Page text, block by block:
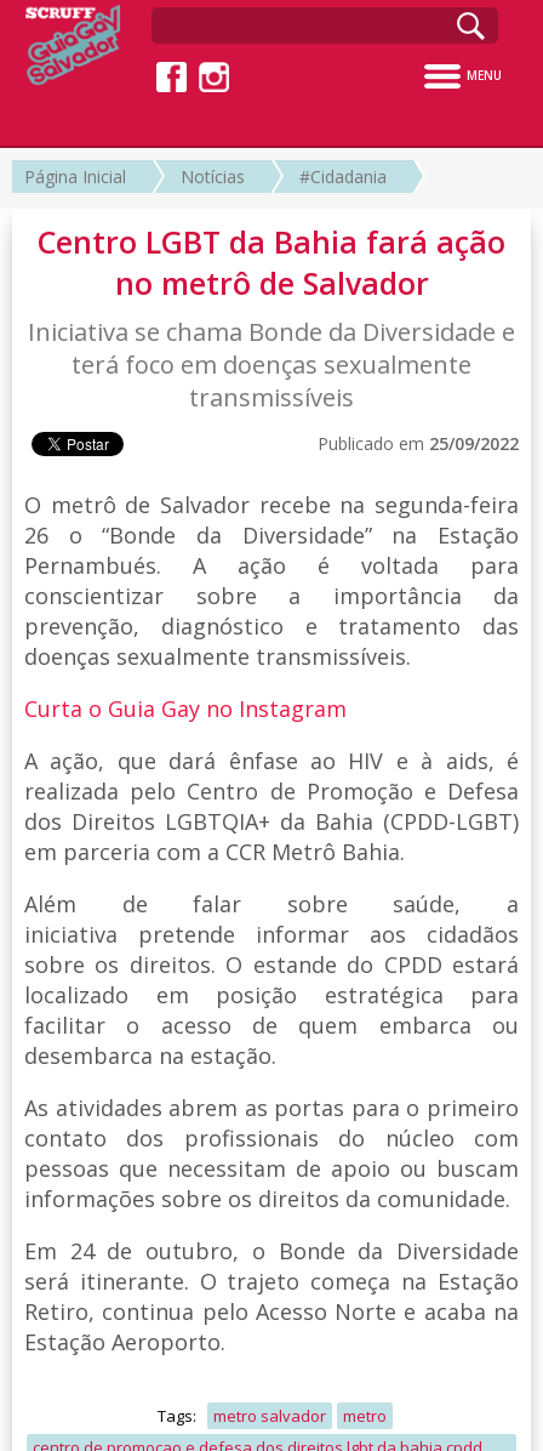
MENU
Página Inicial Notícias #Cidadania
Centro LGBT da Bahia fará ação
no metrô de Salvador
Iniciativa se chama Bonde da Diversidade e
terá foco em doenças sexualmente
transmissíveis
Publicado em 25/09/2022
O metrô de Salvador recebe na segunda-feira
26 o “Bonde da Diversidade” na Estação
Pernambués. A ação é voltada para
conscientizar sobre a importância da
prevenção, diagnóstico e tratamento das
doenças sexualmente transmissíveis.
Curta o Guia Gay no Instagram
A ação, que dará ênfase ao HIV e à aids, é
realizada pelo Centro de Promoção e Defesa
dos Direitos LGBTQIA+ da Bahia (CPDD-LGBT)
em parceria com a CCR Metrô Bahia.
Além de falar sobre saúde, a
iniciativa pretende informar aos cidadãos
sobre os direitos. O estande do CPDD estará
localizado em posição estratégica para
facilitar o acesso de quem embarca ou
desembarca na estação.
As atividades abrem as portas para o primeiro
contato dos profissionais do núcleo com
pessoas que necessitam de apoio ou buscam
informações sobre os direitos da comunidade.
Em 24 de outubro, o Bonde da Diversidade
será itinerante. O trajeto começa na Estação
Retiro, continua pelo Acesso Norte e acaba na
Estação Aeroporto.
Tags: metro salvador
metro